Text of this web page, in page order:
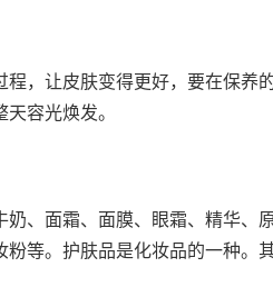
，让皮肤变得更好，要在保养
容光焕发。
奶、面霜、面膜、眼霜、精华、
等。护肤品是化妆品的一种。